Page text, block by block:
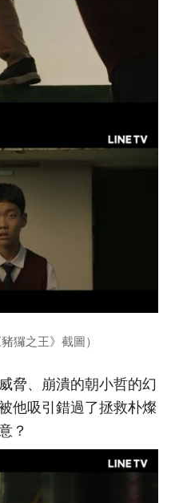
玀之王》截圖）
脅、崩潰的朝小哲的幻
他吸引錯過了拯救朴燦
？